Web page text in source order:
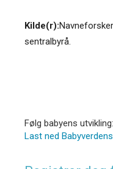
Kilde(r):
sentralbyrå.
Følg babyens utvikling:
Last ned